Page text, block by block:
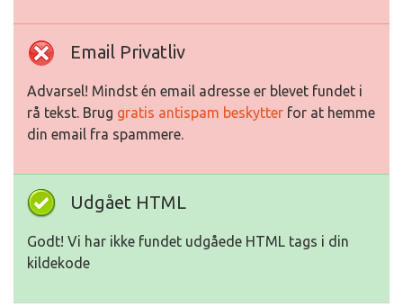
Email Privatliv
Advarsel! Mindst én email adresse er blevet fundet i
rå tekst. Brug gratis antispam beskytter for at hemme
din email fra spammere.
Udgået HTML
Godt! Vi har ikke fundet udgåede HTML tags i din
kildekode